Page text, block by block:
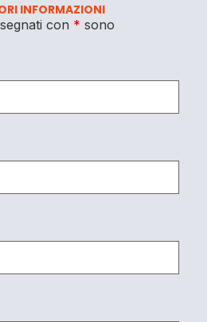
INFORMAZIONI
con * sono